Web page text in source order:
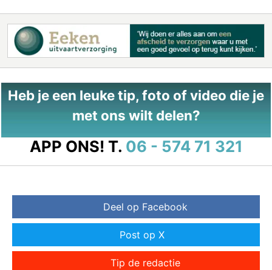
Heb je een leuke tip, foto of video die je
met ons wilt delen?
APP ONS! T. 06 - 574 71 321
Deel op Facebook
Post op X
Tip de redactie